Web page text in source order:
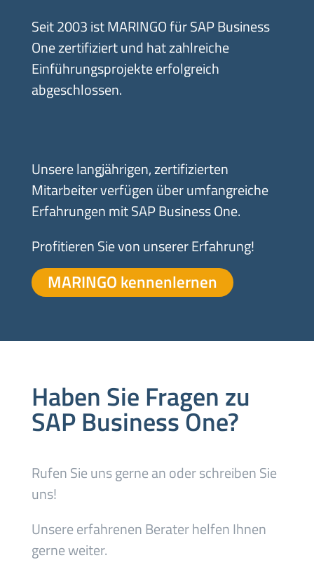
Seit 2003 ist MARINGO für SAP Business
One zertifiziert und hat zahlreiche
Einführungsprojekte erfolgreich
abgeschlossen.
Unsere langjährigen, zertifizierten
Mitarbeiter verfügen über umfangreiche
Erfahrungen mit SAP Business One.
Profitieren Sie von unserer Erfahrung!
MARINGO kennenlernen
Haben Sie Fragen zu
SAP Business One?
Rufen Sie uns gerne an oder schreiben Sie
uns!
Unsere erfahrenen Berater helfen Ihnen
gerne weiter.